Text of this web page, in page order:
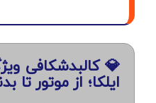
💎 کالبدشکافی
ایلکا؛ از موتور تا